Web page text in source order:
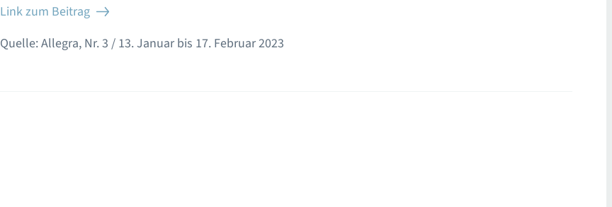
Link zum Beitrag
Quelle: Allegra, Nr. 3 / 13. Januar bis 17. Februar 2023